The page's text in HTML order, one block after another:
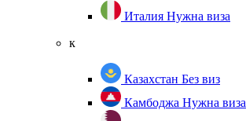
Италия Нужна виза
к
Казахстан Без виз
Камбоджа Нужна виза